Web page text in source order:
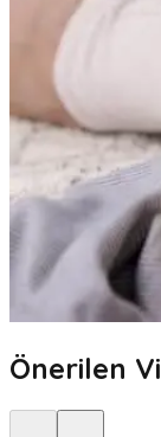
Önerilen